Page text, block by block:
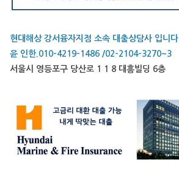
현대해상 강서융자지점 소속 대출상담사 입니다
윤 인한.010-4219-1486 /02-2104-3270~3
서울시 영등포구 당산로 1 1 8 대흥빌딩 6층